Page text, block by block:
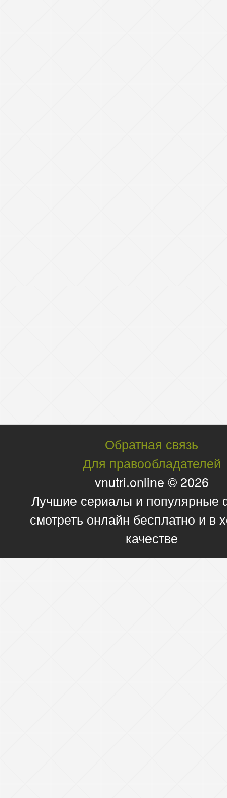
Обратная связь
Для правообладателей
vnutri.online © 2026
Лучшие сериалы и
смотреть онлайн бесплатно и в
качестве